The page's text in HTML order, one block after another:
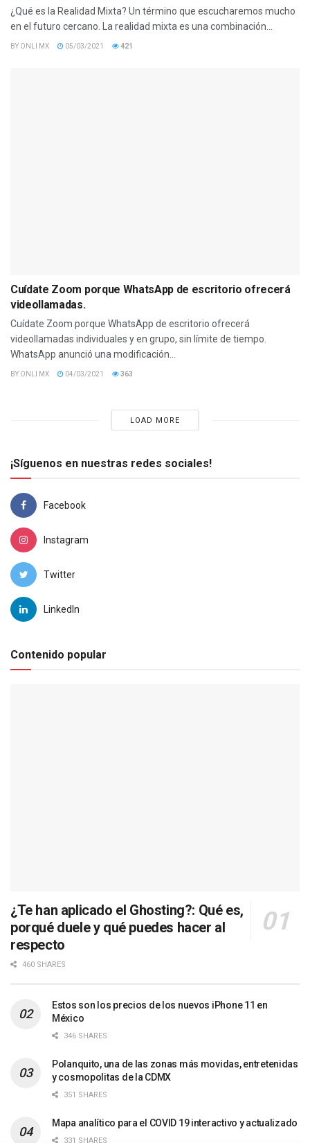
¿Qué es la Realidad Mixta? Un término que escucharemos mucho
en el futuro cercano. La realidad mixta es una combinación...
BY ONLI MX 05/03/2021 421
Cuídate Zoom porque WhatsApp de escritorio ofrecerá
videollamadas.
Cuídate Zoom porque WhatsApp de escritorio ofrecerá
videollamadas individuales y en grupo, sin límite de tiempo.
WhatsApp anunció una modificación...
BY ONLI MX 04/03/2021 363
LOAD MORE
¡Síguenos en nuestras redes sociales!
Facebook
Instagram
Twitter
LinkedIn
Contenido popular
¿Te han aplicado el Ghosting?: Qué es,
porqué duele y qué puedes hacer al
respecto
460 SHARES
Estos son los precios de los nuevos iPhone 11 en
México
346 SHARES
Polanquito, una de las zonas más movidas, entretenidas
y cosmopolitas de la CDMX
351 SHARES
Mapa analítico para el COVID 19 interactivo y actualizado
331 SHARES